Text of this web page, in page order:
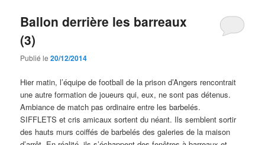
Ballon derrière les barreaux
(3)
Publié le20/12/2014
Hier matin, l’équipe de football de la prison d’Angers rencontrait
une autre formation de joueurs qui, eux, ne sont pas détenus.
Ambiance de match pas ordinaire entre les barbelés.
SIFFLETS et cris amicaux sortent du néant. Ils semblent sortir
des hauts murs coiffés de barbelés des galeries de la maison